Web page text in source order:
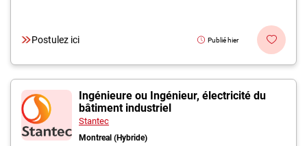
Postulez ici Publié hier
Ingénieure ou Ingénieur, électricité du
bâtiment industriel
Stantec
Montreal (Hybride)